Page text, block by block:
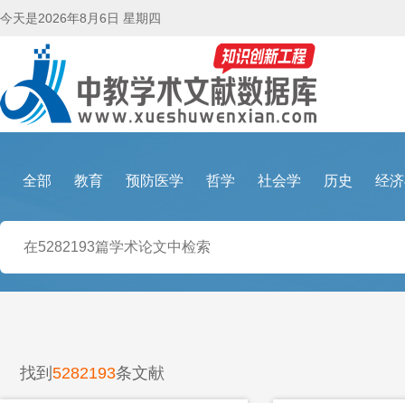
今天是2026年8月6日 星期四
全部 教育 预防医学 哲学 社会学 历史 经
找到 5282193条文献